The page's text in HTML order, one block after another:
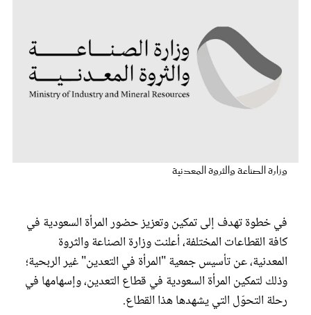
وزارة الصناعة والثروة المعدنية
في خطوة تهدف إلى تمكين وتعزيز حضور المرأة السعودية في
كافة القطاعات المختلفة، أعلنت وزارة الصناعة والثروة
المعدنية، عن تأسيس جمعية "المرأة في التعدين" غير الربحية؛
وذلك لتمكين المرأة السعودية في قطاع التعدين، وإسهامها في
رحلة التحوّل التي يشهدها هذا القطاع.
تقارير
عروس سيدتي
مجلة سيدتي